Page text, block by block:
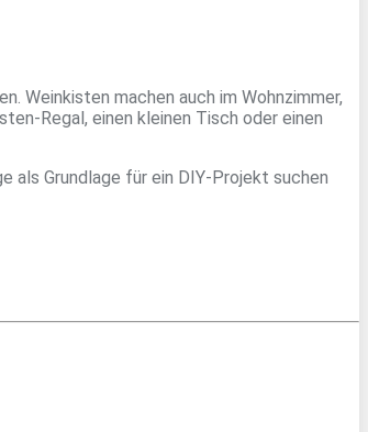
Weinkisten machen auch im Wohnzimmer,
Regal, einen kleinen Tisch oder einen
als Grundlage für ein DIY-Projekt suchen